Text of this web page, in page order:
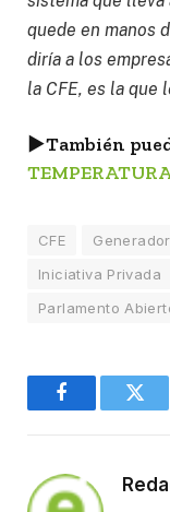
quede en manos
diría a los
la CFE, es la que
►También
CFE
Iniciativa Privada
Parlamento
Facebook